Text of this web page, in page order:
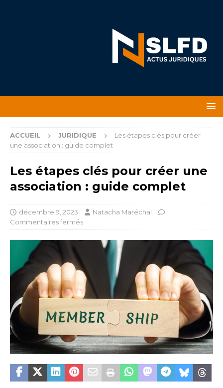
ACCUEIL JURIDIQUE
Les étapes clés pour créer
une association : guide complet
Les étapes clés pour créer une
association : guide complet
décembre 9, 2023
Natacha Maréchal
Commentaires fermés